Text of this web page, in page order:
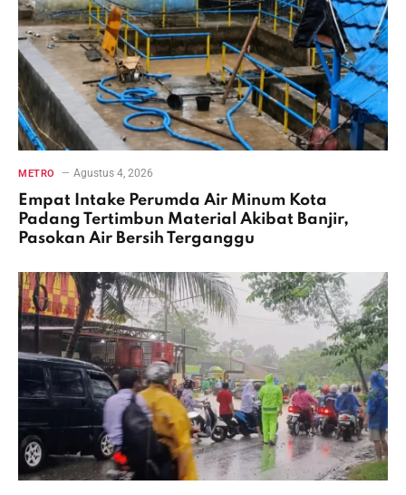
METRO Agustus 4, 2026
Empat Intake Perumda Air Minum Kota
Padang Tertimbun Material Akibat Banjir,
Pasokan Air Bersih Terganggu